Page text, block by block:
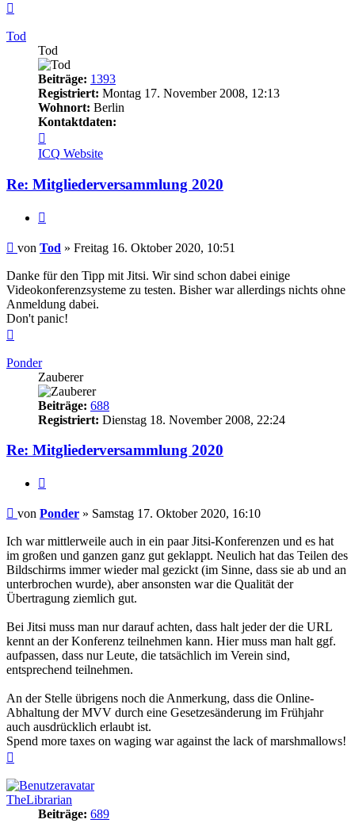
Tod
Tod
Beiträge: 1393
Registriert: Montag 17. November 2008, 12:13
Wohnort: Berlin
Kontaktdaten:
von
Tod
ICQ Website
Re: Mitgliederversammlung 2020
Beitrag
von Tod » Freitag 16. Oktober 2020, 10:51
Danke für den Tipp mit Jitsi. Wir sind schon dabei einige
Videokonferenzsysteme zu testen. Bisher war allerdings nichts ohne
Anmeldung dabei.
Don't panic!
Ponder
Zauberer
Beiträge: 688
Registriert: Dienstag 18. November 2008, 22:24
Re: Mitgliederversammlung 2020
Beitrag
von Ponder » Samstag 17. Oktober 2020, 16:10
Ich war mittlerweile auch in ein paar Jitsi-Konferenzen und es hat
im großen und ganzen ganz gut geklappt. Neulich hat das Teilen des
Bildschirms immer wieder mal gezickt (im Sinne, dass sie ab und an
unterbrochen wurde), aber ansonsten war die Qualität der
Übertragung ziemlich gut.
Bei Jitsi muss man nur darauf achten, dass halt jeder der die URL
kennt an der Konferenz teilnehmen kann. Hier muss man halt ggf.
aufpassen, dass nur Leute, die tatsächlich im Verein sind,
entsprechend teilnehmen.
An der Stelle übrigens noch die Anmerkung, dass die Online-
Abhaltung der MVV durch eine Gesetzesänderung im Frühjahr
auch ausdrücklich erlaubt ist.
Spend more taxes on waging war against the lack of marshmallows!
TheLibrarian
Beiträge: 689